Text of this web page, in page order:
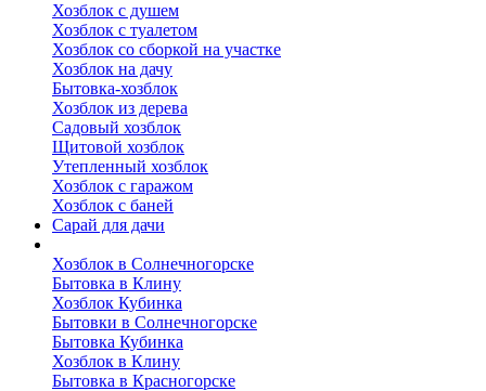
Хозблок с душем
Хозблок с туалетом
Хозблок со сборкой на участке
Хозблок на дачу
Бытовка-хозблок
Хозблок из дерева
Садовый хозблок
Щитовой хозблок
Утепленный хозблок
Хозблок с гаражом
Хозблок с баней
Сарай для дачи
Хозблок в Солнечногорске
Бытовка в Клину
Хозблок Кубинка
Бытовки в Солнечногорске
Бытовка Кубинка
Хозблок в Клину
Бытовка в Красногорске